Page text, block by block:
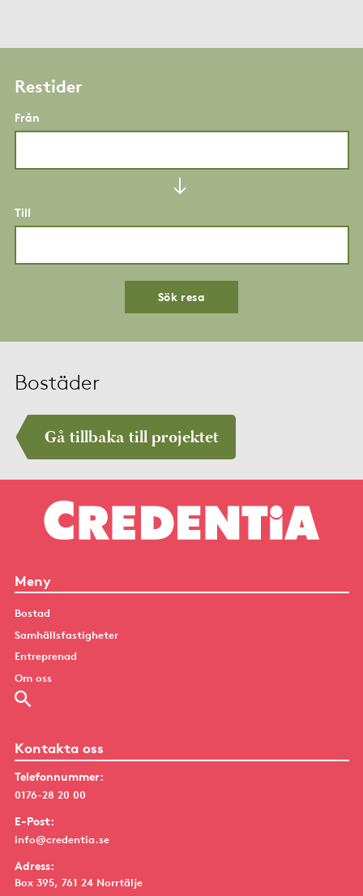
Restider
Från
Till
Sök resa
Bostäder
Gå tillbaka till projektet
Meny
Bostad
Samhällsfastigheter
Entreprenad
Om oss
Kontakta oss
Telefonnummer:
0176-28 20 00
E-Post:
info@credentia.se
Adress:
Box 395, 761 24 Norrtälje